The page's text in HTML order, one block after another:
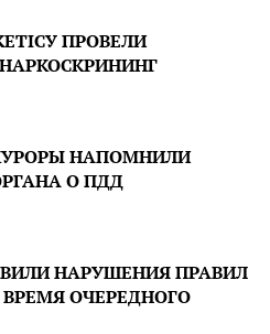
ПРОВЕЛИ
НАПОМНИЛИ
О ПДД
НАРУШЕНИЯ ПРАВИЛ
ОЧЕРЕДНОГО